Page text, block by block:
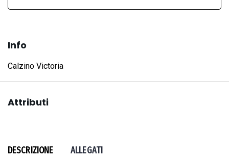
Info
Calzino Victoria
Attributi
DESCRIZIONE ALLEGATI